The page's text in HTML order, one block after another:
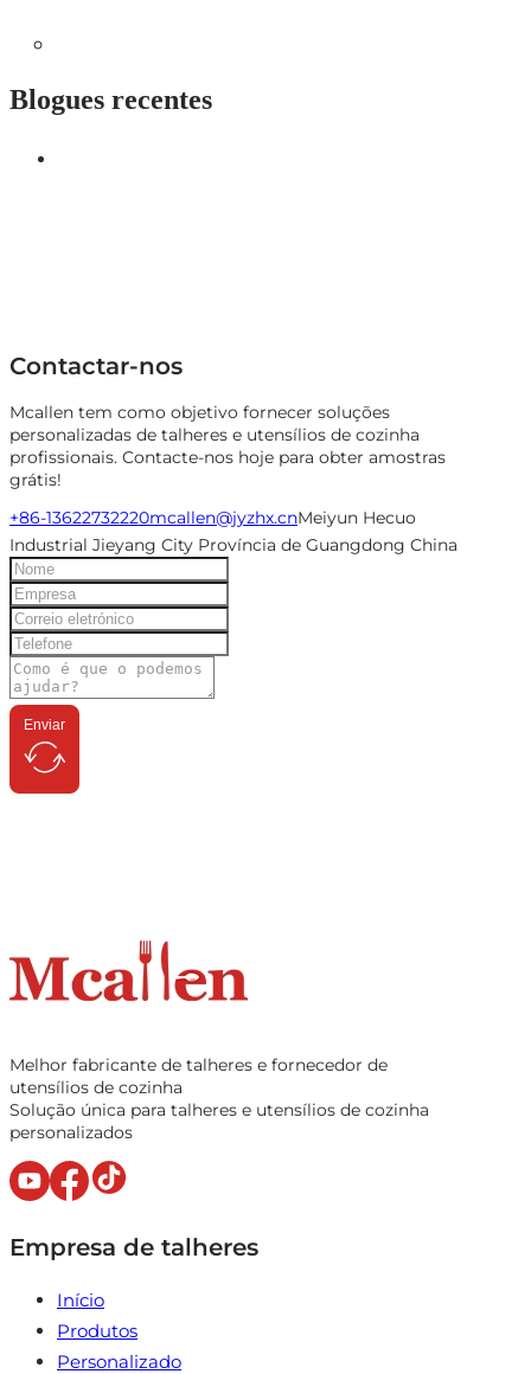
Blogues recentes
Contactar-nos
Mcallen tem como objetivo fornecer soluções
personalizadas de talheres e utensílios de cozinha
profissionais. Contacte-nos hoje para obter amostras
grátis!
+86-13622732220mcallen@jyzhx.cnMeiyun Hecuo
Industrial Jieyang City Província de Guangdong China
Enviar
Melhor fabricante de talheres e fornecedor de
utensílios de cozinha
Solução única para talheres e utensílios de cozinha
personalizados
Empresa de talheres
Início
Produtos
Personalizado